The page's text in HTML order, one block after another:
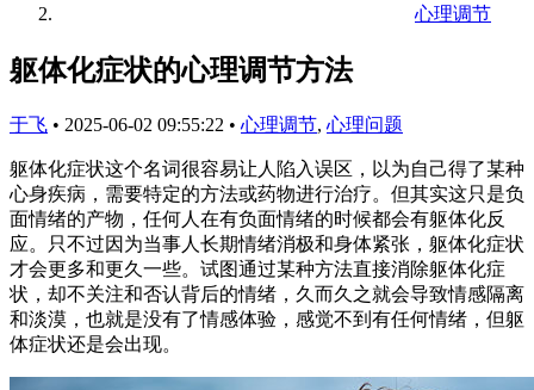
心理调节
躯体化症状的心理调节方法
于飞 • 2025-06-02 09:55:22 • 心理调节, 心理问题
躯体化症状这个名词很容易让人陷入误区，以为自己得了某种
心身疾病，需要特定的方法或药物进行治疗。但其实这只是负
面情绪的产物，任何人在有负面情绪的时候都会有躯体化反
应。只不过因为当事人长期情绪消极和身体紧张，躯体化症状
才会更多和更久一些。试图通过某种方法直接消除躯体化症
状，却不关注和否认背后的情绪，久而久之就会导致情感隔离
和淡漠，也就是没有了情感体验，感觉不到有任何情绪，但躯
体症状还是会出现。